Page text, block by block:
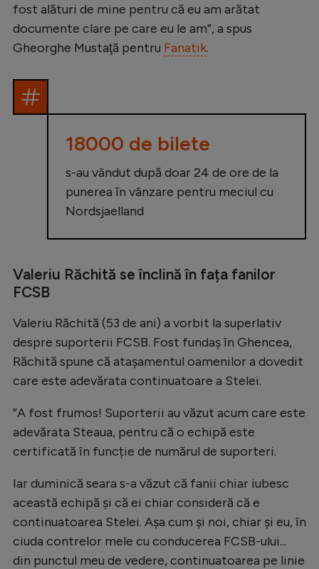
fost alături de mine pentru că eu am arătat
documente clare pe care eu le am”, a spus
Gheorghe Mustaţă pentru Fanatik.
18000 de bilete
s-au vândut după doar 24 de ore de la
punerea în vânzare pentru meciul cu
Nordsjaelland
Valeriu Răchită se înclină în fața fanilor
FCSB
Valeriu Răchită (53 de ani) a vorbit la superlativ
despre suporterii FCSB. Fost fundaș în Ghencea,
Răchită spune că atașamentul oamenilor a dovedit
care este adevărata continuatoare a Stelei.
”A fost frumos! Suporterii au văzut acum care este
adevărata Steaua, pentru că o echipă este
certificată în funcție de numărul de suporteri.
Iar duminică seara s-a văzut că fanii chiar iubesc
această echipă și că ei chiar consideră că e
continuatoarea Stelei. Așa cum și noi, chiar și eu, în
ciuda contrelor mele cu conducerea FCSB-ului...
din punctul meu de vedere, continuatoarea pe linie